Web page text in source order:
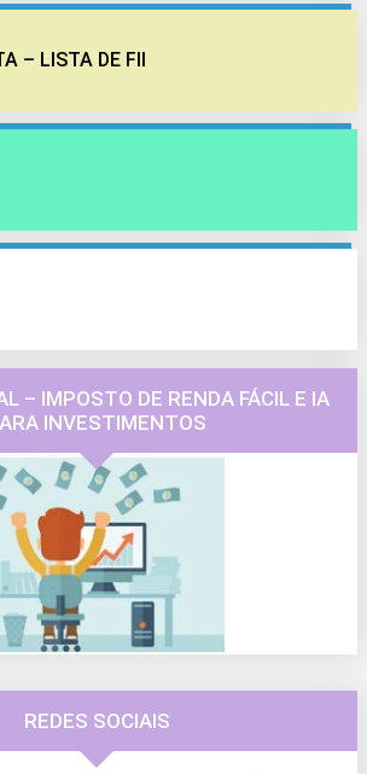
– LISTA DE FII
– IMPOSTO DE RENDA FÁCIL E IA
INVESTIMENTOS
REDES SOCIAIS